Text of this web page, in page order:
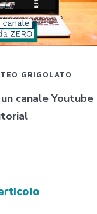
GRIGOLATO
canale Youtube